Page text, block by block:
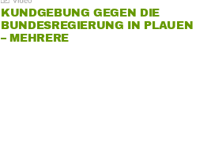
KUNDGEBUNG GEGEN DIE
BUNDESREGIERUNG IN PLAUEN
– MEHRERE